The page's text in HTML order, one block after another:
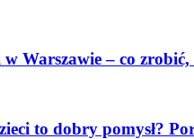
Warszawie – co
to dobry pomysł?